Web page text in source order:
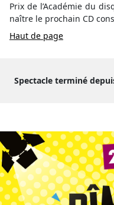
Prix de l’Académie du
naître le prochain CD
Haut de page
Spectacle terminé